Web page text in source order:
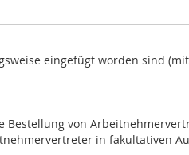
eingefügt worden sind
von
in fakultativen